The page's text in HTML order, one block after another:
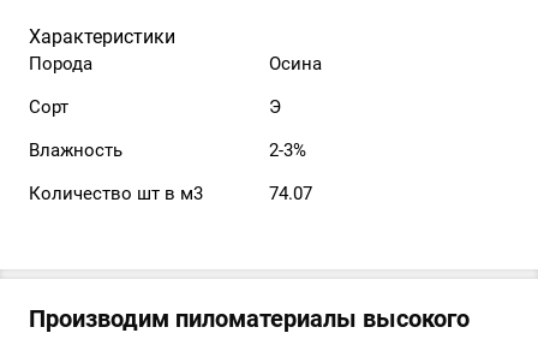
Характеристики
Порода
Осина
Сорт
Э
Влажность
2-3%
Количество шт в м3
74.07
Производим пиломатериалы высокого